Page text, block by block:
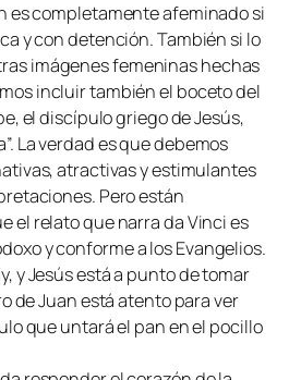
es completamente afeminado si
y con detención. También si lo
imágenes femeninas hechas
incluir también el boceto del
el discípulo griego de Jesús,
La verdad es que debemos
atractivas y estimulantes
Pero están
el relato que narra da Vinci es
y conforme a los Evangelios.
y Jesús está a punto de tomar
de Juan está atento para ver
que untará el pan en el pocillo